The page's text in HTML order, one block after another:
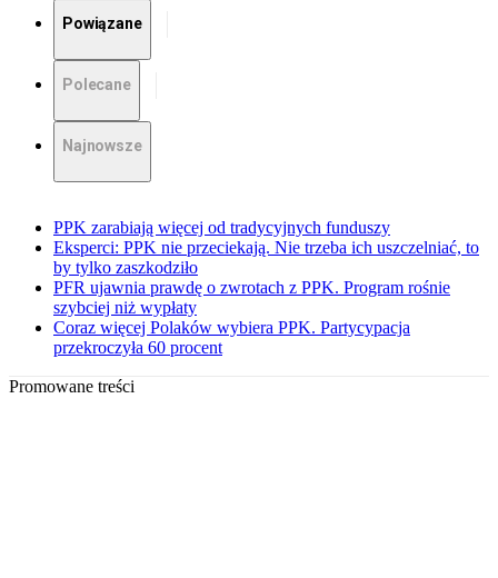
Powiązane
Polecane
Najnowsze
PPK zarabiają więcej od tradycyjnych funduszy
Eksperci: PPK nie przeciekają. Nie trzeba ich uszczelniać, to
by tylko zaszkodziło
PFR ujawnia prawdę o zwrotach z PPK. Program rośnie
szybciej niż wypłaty
Coraz więcej Polaków wybiera PPK. Partycypacja
przekroczyła 60 procent
Promowane treści